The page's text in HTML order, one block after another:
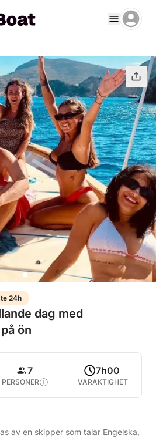
24h
dag med
ön
7
PERSONER
7h00
VARAKTIGHET
av en skipper som talar Engelska,